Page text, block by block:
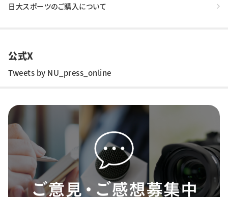
日大スポーツのご購入について
公式X
Tweets by NU_press_online